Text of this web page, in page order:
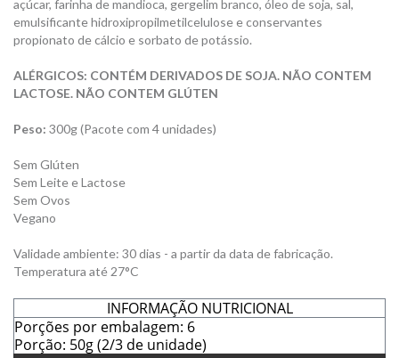
açúcar, farinha de mandioca, gergelim branco, óleo de soja, sal,
emulsificante hidroxipropilmetilcelulose e conservantes
propionato de cálcio e sorbato de potássio.
ALÉRGICOS: CONTÉM DERIVADOS DE SOJA. NÃO CONTEM
LACTOSE. NÃO CONTEM GLÚTEN
Peso: 300g (Pacote com 4 unidades)
Sem Glúten
Sem Leite e Lactose
Sem Ovos
Vegano
Validade ambiente: 30 dias - a partir da data de fabricação.
Temperatura até 27°C
INFORMAÇÃO NUTRICIONAL
Porções por embalagem: 6
Porção: 50g (2/3 de unidade)